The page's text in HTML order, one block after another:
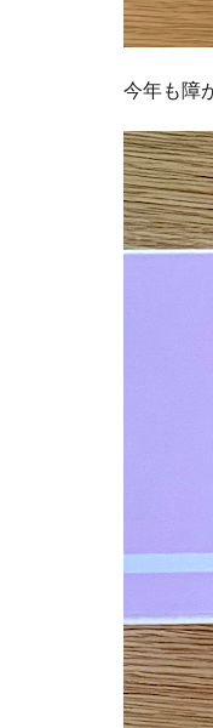
今年も障